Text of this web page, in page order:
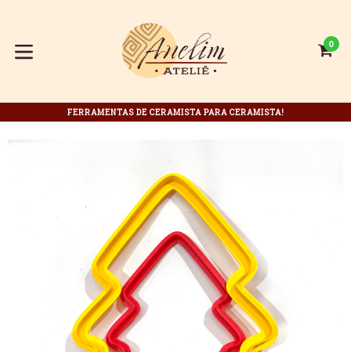
conteúdo
0
FERRAMENTAS DE CERAMISTA PARA CERAMISTA!